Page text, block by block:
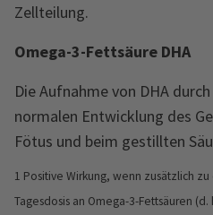
Zellteilung.
Omega-3-Fettsäure DHA
Die Aufnahme von DHA
normalen Entwicklung des
Fötus und beim gestillten
1 Positive Wirkung, wenn zusätzlich
Tagesdosis an Omega-3-Fettsäuren (d.